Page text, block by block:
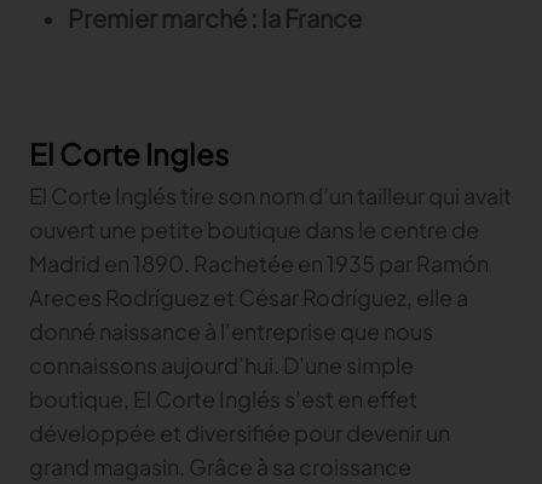
Premier marché : la France
El Corte Ingles
El Corte Inglés tire son nom d’un tailleur qui avait
ouvert une petite boutique dans le centre de
Madrid en 1890. Rachetée en 1935 par Ramón
Areces Rodríguez et César Rodríguez, elle a
donné naissance à l’entreprise que nous
connaissons aujourd’hui. D’une simple
boutique, El Corte Inglés s’est en effet
développée et diversifiée pour devenir un
grand magasin. Grâce à sa croissance